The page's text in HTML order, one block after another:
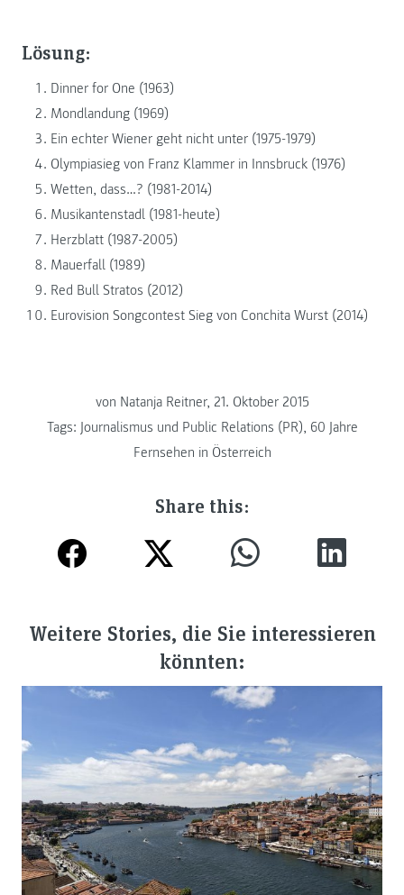
Lösung:
Dinner for One (1963)
Mondlandung (1969)
Ein echter Wiener geht nicht unter (1975-1979)
Olympiasieg von Franz Klammer in Innsbruck (1976)
Wetten, dass…? (1981-2014)
Musikantenstadl (1981-heute)
Herzblatt (1987-2005)
Mauerfall (1989)
Red Bull Stratos (2012)
Eurovision Songcontest Sieg von Conchita Wurst (2014)
von Natanja Reitner, 21. Oktober 2015
Tags: Journalismus und Public Relations (PR), 60 Jahre
Fernsehen in Österreich
Share this:
Weitere Stories, die Sie interessieren
könnten: